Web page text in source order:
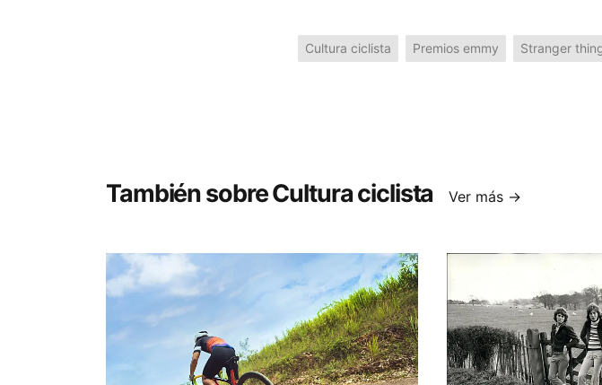
Cultura ciclista Premios emmy Stranger
También sobre Cultura ciclista Ver más →